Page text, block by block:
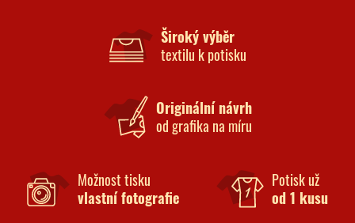
Široký výběr
textilu k potisku
Originální návrh
od grafika na míru
Možnost tisku
vlastní fotografie
Potisk už
od 1 kusu